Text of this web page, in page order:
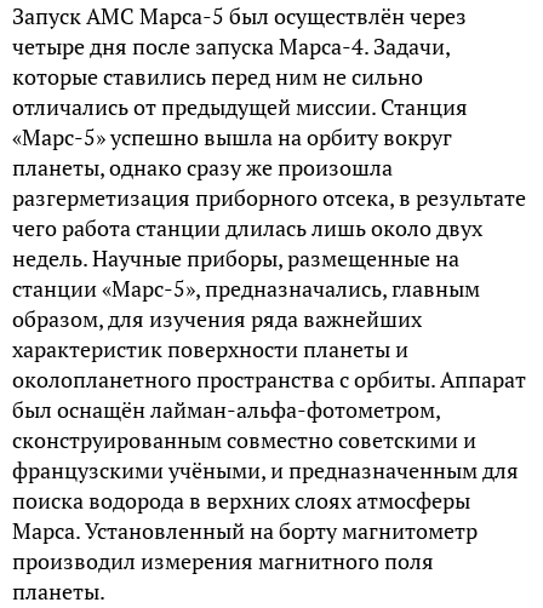
Запуск АМС Марса-5 был осуществлён через
четыре дня после запуска Марса-4. Задачи,
которые ставились перед ним не сильно
отличались от предыдущей миссии. Станция
«Марс-5» успешно вышла на орбиту вокруг
планеты, однако сразу же произошла
разгерметизация приборного отсека, в результате
чего работа станции длилась лишь около двух
недель. Научные приборы, размещенные на
станции «Марс-5», предназначались, главным
образом, для изучения ряда важнейших
характеристик поверхности планеты и
околопланетного пространства с орбиты. Аппарат
был оснащён лайман-альфа-фотометром,
сконструированным совместно советскими и
французскими учёными, и предназначенным для
поиска водорода в верхних слоях атмосферы
Марса. Установленный на борту магнитометр
производил измерения магнитного поля
планеты.